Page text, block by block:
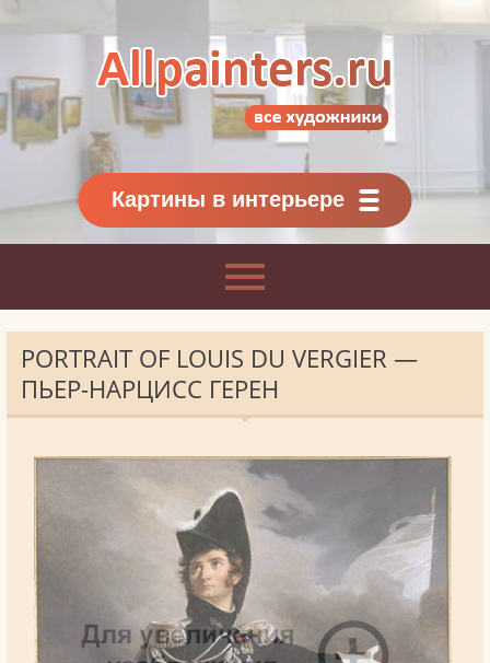
Картины классиков
и современников
Картины в интерьере
PORTRAIT OF LOUIS DU VERGIER —
ПЬЕР-НАРЦИСС ГЕРЕН